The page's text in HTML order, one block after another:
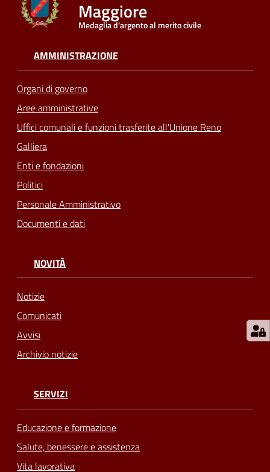
Seguici
Maggiore
Medaglia d'argento al merito civile
AMMINISTRAZIONE
Organi di governo
Aree amministrative
Uffici comunali e funzioni trasferite all'Unione Reno
Galliera
Enti e fondazioni
Politici
Personale Amministrativo
Documenti e dati
NOVITÀ
Notizie
Comunicati
Avvisi
Archivio notizie
SERVIZI
Educazione e formazione
Salute, benessere e assistenza
Vita lavorativa